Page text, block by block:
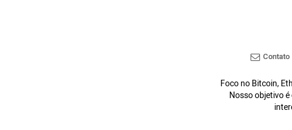
Contato
Foco no Bitcoin,
Nosso objetivo